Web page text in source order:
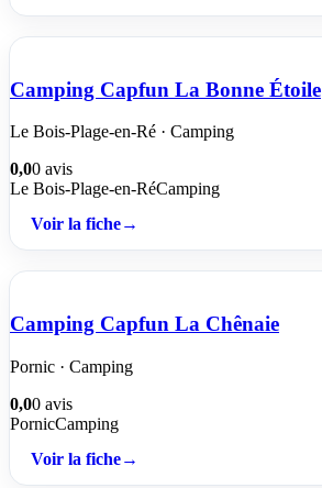
Camping Capfun La Bonne Étoile
Le Bois-Plage-en-Ré · Camping
0,00 avis
Le Bois-Plage-en-RéCamping
Voir la fiche→
Camping Capfun La Chênaie
Pornic · Camping
0,00 avis
PornicCamping
Voir la fiche→